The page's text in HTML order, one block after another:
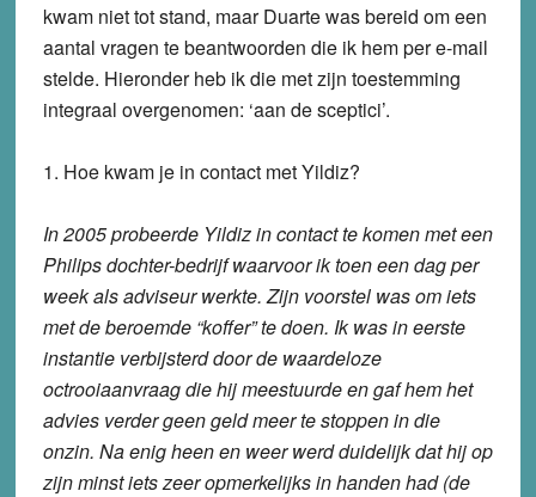
kwam niet tot stand, maar Duarte was bereid om een
aantal vragen te beantwoorden die ik hem per e-mail
stelde. Hieronder heb ik die met zijn toestemming
integraal overgenomen: ‘aan de sceptici’.
1. Hoe kwam je in contact met Yildiz?
In 2005 probeerde Yildiz in contact te komen met een
Philips dochter-bedrijf waarvoor ik toen een dag per
week als adviseur werkte. Zijn voorstel was om iets
met de beroemde “koffer” te doen. Ik was in eerste
instantie verbijsterd door de waardeloze
octrooiaanvraag die hij meestuurde en gaf hem het
advies verder geen geld meer te stoppen in die
onzin. Na enig heen en weer werd duidelijk dat hij op
zijn minst iets zeer opmerkelijks in handen had (de